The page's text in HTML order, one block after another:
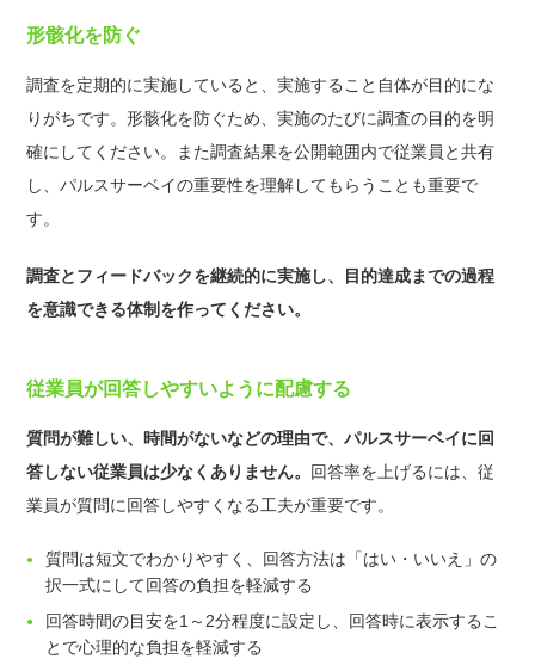
形骸化を防ぐ
調査を定期的に実施していると、実施すること自体が目的にな
りがちです。形骸化を防ぐため、実施のたびに調査の目的を明
確にしてください。また調査結果を公開範囲内で従業員と共有
し、パルスサーベイの重要性を理解してもらうことも重要で
す。
調査とフィードバックを継続的に実施し、目的達成までの過程
を意識できる体制を作ってください。
従業員が回答しやすいように配慮する
質問が難しい、時間がないなどの理由で、パルスサーベイに回
答しない従業員は少なくありません。 回答率を上げるには、従
業員が質問に回答しやすくなる工夫が重要です。
質問は短文でわかりやすく、回答方法は「はい・いいえ」の
択一式にして回答の負担を軽減する
回答時間の目安を1～2分程度に設定し、回答時に表示するこ
とで心理的な負担を軽減する